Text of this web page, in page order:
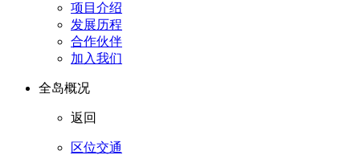
项目介绍
发展历程
合作伙伴
加入我们
全岛概况
返回
区位交通